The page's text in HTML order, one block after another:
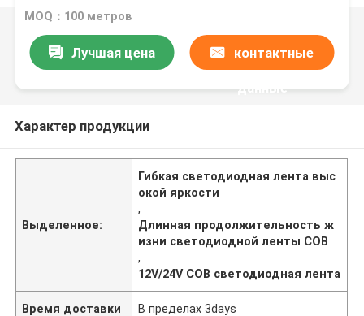
длительным сроком службы
MOQ：100 метров
Лучшая цена контактные
данные
Характер продукции
Выделенное:
Гибкая светодиодная лента выс
окой яркости
,
Длинная продолжительность ж
изни светодиодной ленты COB
,
12V/24V COB светодиодная лента
Время доставки В пределах 3days